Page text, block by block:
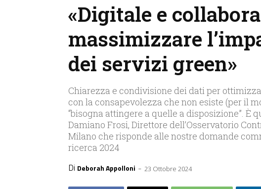
«Digitale e
massimizzare
dei servizi green»
Chiarezza e condivisione dei dati per
con la consapevolezza che non esiste (per il
“bisogna attingere a quelle a disposizione”. È
Damiano Frosi, Direttore dell’Osservatorio
Milano che risponde alle nostre domande
ricerca 2024
Di Deborah Appolloni - 23 Ottobre 2024